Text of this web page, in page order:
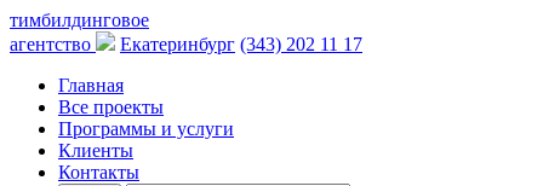
тимбилдинговое
агентство
Екатеринбург (343) 202 11 17
Главная
Все проекты
Программы и услуги
Клиенты
Контакты